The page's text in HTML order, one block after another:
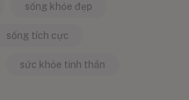
sống khỏe đẹp
sống tích cực
sức khỏe tinh thần